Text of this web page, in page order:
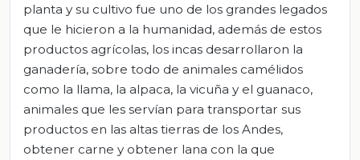
planta y su cultivo fue uno de los grandes legados
que le hicieron a la humanidad, además de estos
productos agrícolas, los incas desarrollaron la
ganadería, sobre todo de animales camélidos
como la llama, la alpaca, la vicuña y el guanaco,
animales que les servían para transportar sus
productos en las altas tierras de los Andes,
obtener carne y obtener lana con la que